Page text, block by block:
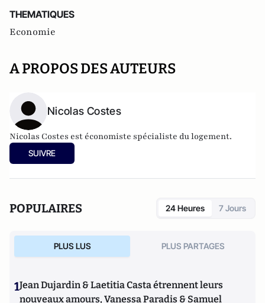
THEMATIQUES
Economie
A PROPOS DES AUTEURS
Nicolas Costes
Nicolas Costes est économiste spécialiste du logement.
SUIVRE
POPULAIRES 24 Heures 7 Jours
PLUS LUS PLUS PARTAGES
1Jean Dujardin & Laetitia Casta étrennent leurs
nouveaux amours, Vanessa Paradis & Samuel